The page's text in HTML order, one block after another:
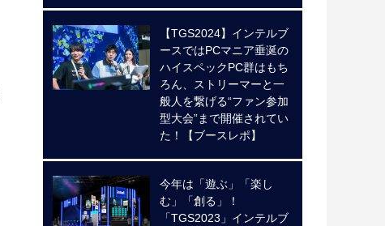
【TGS2024】インテルブ
ースではPCマニア垂涎の
ハイスペックPC群はもち
ろん、ストリーマーと一
般人を繋げる“ファン参加
型大会”まで開催されてい
た！【ブースレポ】
今年は「遊ぶ」「楽し
む」「創る」！
「TGS2023」インテルブ